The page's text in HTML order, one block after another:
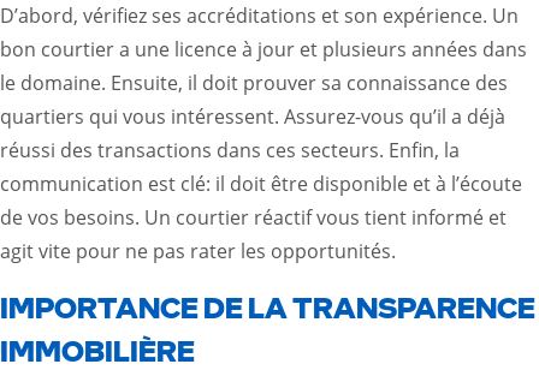
D’abord, vérifiez ses accréditations et son expérience. Un
bon courtier a une licence à jour et plusieurs années dans
le domaine. Ensuite, il doit prouver sa connaissance des
quartiers qui vous intéressent. Assurez-vous qu’il a déjà
réussi des transactions dans ces secteurs. Enfin, la
communication est clé: il doit être disponible et à l’écoute
de vos besoins. Un courtier réactif vous tient informé et
agit vite pour ne pas rater les opportunités.
IMPORTANCE DE LA TRANSPARENCE
IMMOBILIÈRE